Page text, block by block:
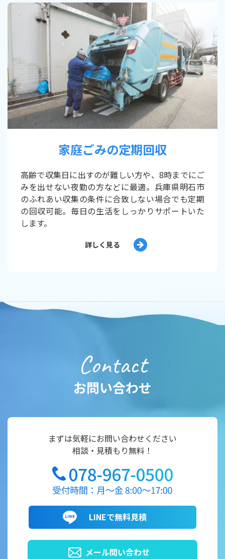
家庭ごみの定期回収
高齢で収集日に出すのが難しい方や、8時までにご
みを出せない夜勤の方などに最適。兵庫県明石市
のふれあい収集の条件に合致しない場合でも定期
の回収可能。毎日の生活をしっかりサポートいた
します。
詳しく見る
Contact
お問い合わせ
まずは気軽にお問い合わせください
相談・見積もり無料！
LINEで無料見積
メール問い合わせ